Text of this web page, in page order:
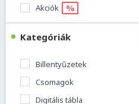
Akciók %
Kategóriák
Billentyűzetek
Csomagok
Digitális tábla